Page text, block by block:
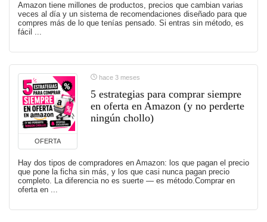
Amazon tiene millones de productos, precios que cambian varias
veces al día y un sistema de recomendaciones diseñado para que
compres más de lo que tenías pensado. Si entras sin método, es
fácil ...
OFERTA
hace 3 meses
5 estrategias para comprar siempre
en oferta en Amazon (y no perderte
ningún chollo)
Hay dos tipos de compradores en Amazon: los que pagan el precio
que pone la ficha sin más, y los que casi nunca pagan precio
completo. La diferencia no es suerte — es método.Comprar en
oferta en ...